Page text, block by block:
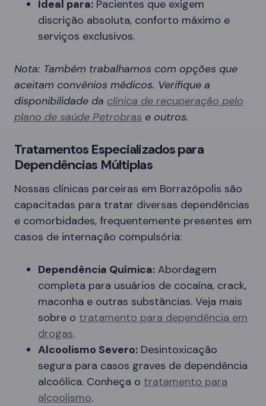
Ideal para: Pacientes que exigem
discrição absoluta, conforto máximo e
serviços exclusivos.
Nota: Também trabalhamos com opções que
aceitam convênios médicos. Verifique a
disponibilidade da clínica de recuperação pelo
plano de saúde Petrobras e outros.
Tratamentos Especializados para
Dependências Múltiplas
Nossas clínicas parceiras em Borrazópolis são
capacitadas para tratar diversas dependências
e comorbidades, frequentemente presentes em
casos de internação compulsória:
Dependência Química: Abordagem
completa para usuários de cocaína, crack,
maconha e outras substâncias. Veja mais
sobre o tratamento para dependência em
drogas.
Alcoolismo Severo: Desintoxicação
segura para casos graves de dependência
alcoólica. Conheça o tratamento para
alcoolismo.